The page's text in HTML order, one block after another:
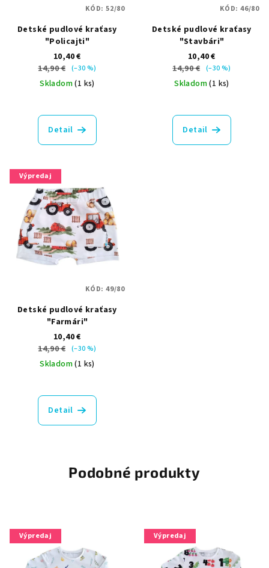
Detské pudlové kraťasy
"Policajti"
10,40 €
14,90 € (–30 %)
Skladom(1 ks)
Detail
KÓD: 52/80
Detské pudlové kraťasy
"Stavbári"
10,40 €
14,90 € (–30 %)
Skladom(1 ks)
Detail
KÓD: 46/80
Výpredaj
Detské pudlové kraťasy
"Farmári"
10,40 €
14,90 € (–30 %)
Skladom(1 ks)
Detail
KÓD: 49/80
Podobné produkty
Výpredaj Výpredaj